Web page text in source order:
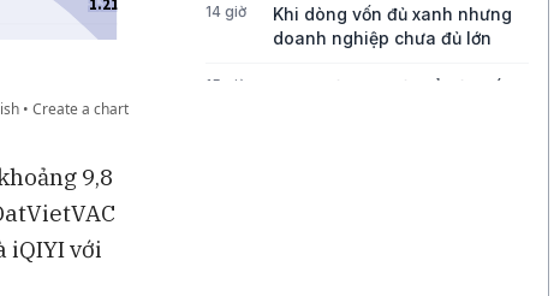
9,8
iQIYI với
14 giờ
Khi dòng vốn đủ xanh nhưng
doanh nghiệp chưa đủ lớn
15 giờ
Bong bóng AI có thể kéo vốn